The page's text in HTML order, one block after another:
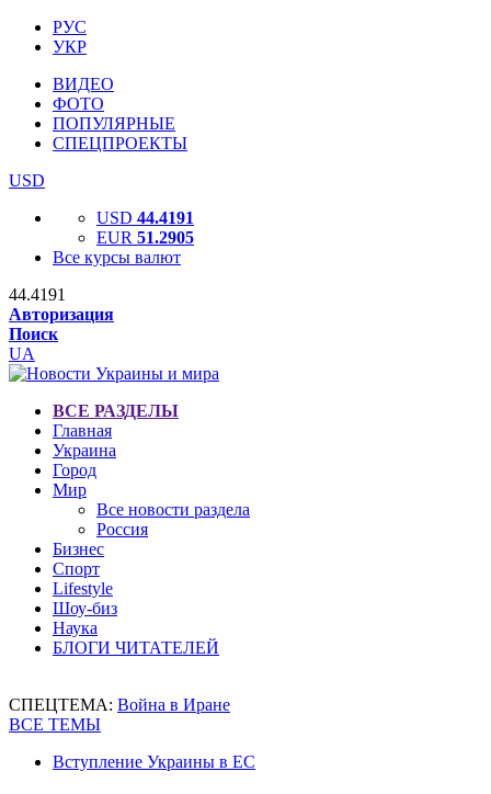
РУС
УКР
ВИДЕО
ФОТО
ПОПУЛЯРНЫЕ
СПЕЦПРОЕКТЫ
USD
USD 44.4191
EUR 51.2905
Все курсы валют
44.4191
Авторизация
Поиск
UA
ВСЕ РАЗДЕЛЫ
Главная
Украина
Город
Мир
Все новости раздела
Россия
Бизнес
Спорт
Lifestyle
Шоу-биз
Наука
БЛОГИ ЧИТАТЕЛЕЙ
СПЕЦТЕМА: Война в Иране
ВСЕ ТЕМЫ
Вступление Украины в ЕС